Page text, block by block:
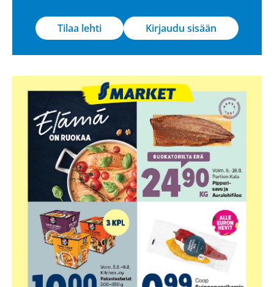
Tilaa lehti Kirjaudu sisään